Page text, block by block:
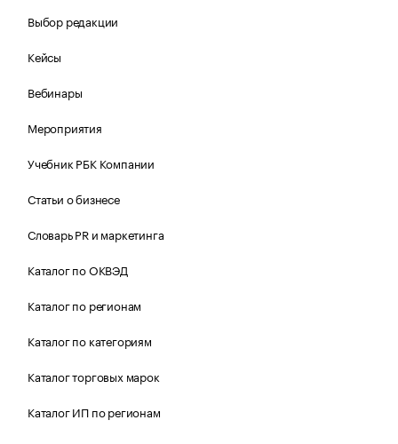
Выбор редакции
Кейсы
Вебинары
Мероприятия
Учебник РБК Компании
Статьи о бизнесе
Словарь PR и маркетинга
Каталог по ОКВЭД
Каталог по регионам
Каталог по категориям
Каталог торговых марок
Каталог ИП по регионам